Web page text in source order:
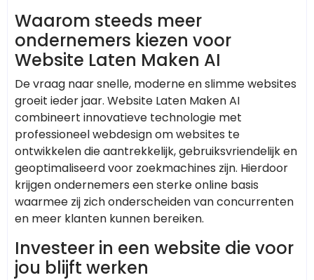
Waarom steeds meer
ondernemers kiezen voor
Website Laten Maken AI
De vraag naar snelle, moderne en slimme websites
groeit ieder jaar. Website Laten Maken AI
combineert innovatieve technologie met
professioneel webdesign om websites te
ontwikkelen die aantrekkelijk, gebruiksvriendelijk en
geoptimaliseerd voor zoekmachines zijn. Hierdoor
krijgen ondernemers een sterke online basis
waarmee zij zich onderscheiden van concurrenten
en meer klanten kunnen bereiken.
Investeer in een website die voor
jou blijft werken